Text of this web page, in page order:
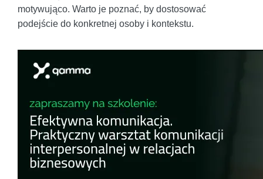
motywująco. Warto je poznać, by dostosować
podejście do konkretnej osoby i kontekstu.